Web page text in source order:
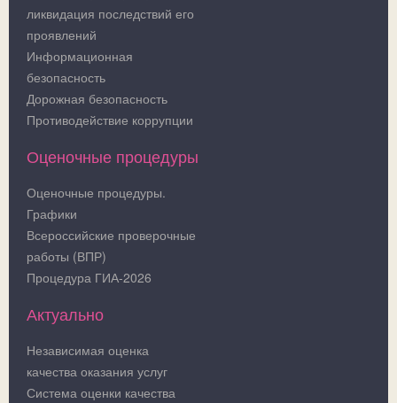
ликвидация последствий его
проявлений
Информационная
безопасность
Дорожная безопасность
Противодействие коррупции
Оценочные процедуры
Оценочные процедуры.
Графики
Всероссийские проверочные
работы (ВПР)
Процедура ГИА-2026
Актуально
Независимая оценка
качества оказания услуг
Система оценки качества